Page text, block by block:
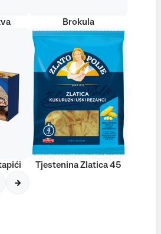
Brokula
Tjestenina Zlatica 45